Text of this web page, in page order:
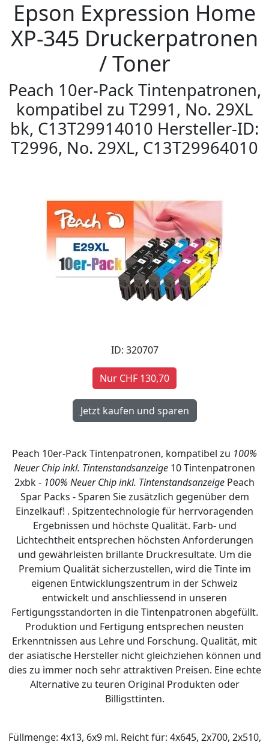
Epson Expression Home
XP-345 Druckerpatronen
/ Toner
Peach 10er-Pack Tintenpatronen,
kompatibel zu T2991, No. 29XL
bk, C13T29914010 Hersteller-ID:
T2996, No. 29XL, C13T29964010
ID: 320707
Nur CHF 130,70
Peach 10er-Pack Tintenpatronen, kompatibel zu 100%
Neuer Chip inkl. Tintenstandsanzeige 10 Tintenpatronen
2xbk - 100% Neuer Chip inkl. Tintenstandsanzeige Peach
Spar Packs - Sparen Sie zusätzlich gegenüber dem
Einzelkauf! . Spitzentechnologie für herrvoragenden
Ergebnissen und höchste Qualität. Farb- und
Lichtechtheit entsprechen höchsten Anforderungen
und gewährleisten brillante Druckresultate. Um die
Premium Qualität sicherzustellen, wird die Tinte im
eigenen Entwicklungszentrum in der Schweiz
entwickelt und anschliessend in unseren
Fertigungsstandorten in die Tintenpatronen abgefüllt.
Produktion und Fertigung entsprechen neusten
Erkenntnissen aus Lehre und Forschung. Qualität, mit
der asiatische Hersteller nicht gleichziehen können und
dies zu immer noch sehr attraktiven Preisen. Eine echte
Alternative zu teuren Original Produkten oder
Billigsttinten.
Füllmenge: 4x13, 6x9 ml. Reicht für: 4x645, 2x700, 2x510,